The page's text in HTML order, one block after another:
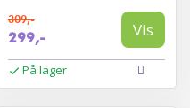
309,-
299,- Vis
På lager